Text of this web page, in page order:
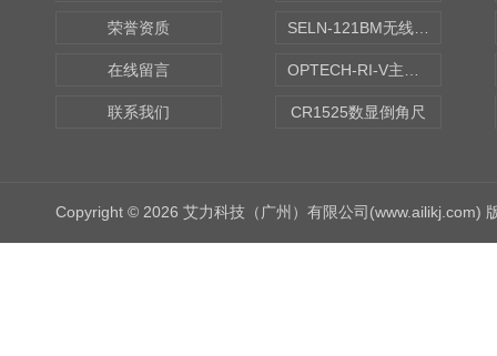
荣誉资质
在线留言
联系我们 CR1525数显倒角尺
Copyright © 2026 艾力科技（广州）有限公司(www.ailikj.com)